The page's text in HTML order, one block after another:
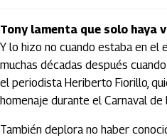
Tony lamenta que solo haya
Y lo hizo no cuando estaba en el
muchas décadas después
el periodista Heriberto Fiorillo,
homenaje durante el Carnaval
También deplora no haber